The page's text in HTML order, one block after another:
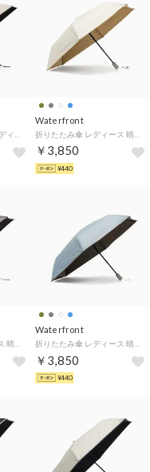
Waterfront
折りたたみ傘 レディース 晴雨兼用 自動開閉 ケース 傘 おしゃれ 撥水 耐水 UVカット 完全遮光 遮光 遮熱 umbulatio カルオート UVブロック 折 55cm S355-0877 （デュオトーンオフホワイト）
￥3,850
¥440
Waterfront
折りたたみ傘 レディース 晴雨兼用 自動開閉 ケース 傘 おしゃれ 撥水 耐水 UVカット 完全遮光 遮光 遮熱 umbulatio カルオート UVブロック 折 55cm S355-0877 （デュオトーンスカイブルー）
￥3,850
¥440